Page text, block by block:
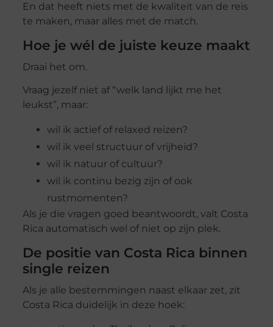
En dat heeft niets met de kwaliteit van de reis
te maken, maar alles met de match.
Hoe je wél de juiste keuze maakt
Draai het om.
Vraag jezelf niet af “welk land lijkt me het
leukst”, maar:
wil ik actief of relaxed reizen?
wil ik veel structuur of vrijheid?
wil ik natuur of cultuur?
wil ik continu bezig zijn of ook
rustmomenten?
Als je die vragen goed beantwoordt, valt Costa
Rica automatisch wel of niet op zijn plek.
De positie van Costa Rica binnen
single reizen
Als je alle bestemmingen naast elkaar zet, zit
Costa Rica duidelijk in deze hoek: